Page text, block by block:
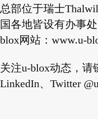
总部位于瑞士
国各地皆设有办事
blox网站： www.u-
关注u-blox动态，请
LinkedIn、Twitter